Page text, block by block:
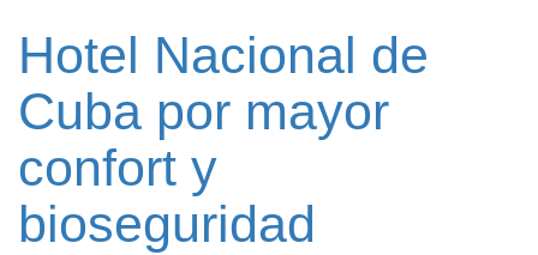
Hotel Nacional de
Cuba por mayor
confort y
bioseguridad